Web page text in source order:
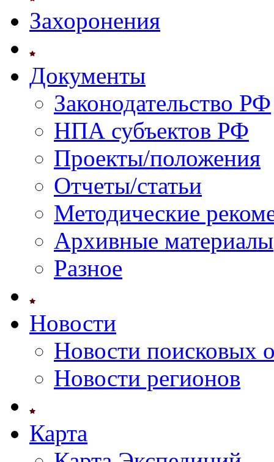
Захоронения
Документы
Законодательство РФ
НПА субъектов РФ
Проекты/положения
Отчеты/статьи
Методические
Архивные материалы
Разное
Новости
Новости поисковых
Новости регионов
Карта